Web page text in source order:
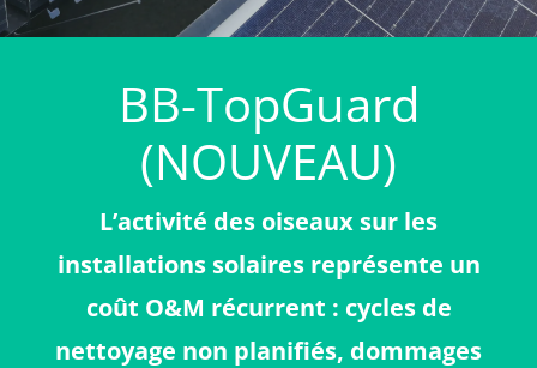
BB-TopGuard
(NOUVEAU)
L’activité des oiseaux sur les
installations solaires représente un
coût O&M récurrent : cycles de
nettoyage non planifiés, dommages